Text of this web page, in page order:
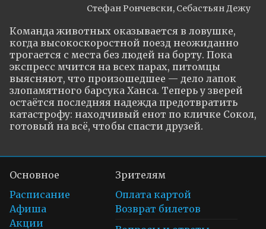
Стефан Рончевски, Себастьян Дежу
Команда животных оказывается в ловушке,
когда высокоскоростной поезд неожиданно
трогается с места без людей на борту. Пока
экспресс мчится на всех парах, питомцы
выясняют, что произошедшее — дело лапок
злопамятного барсука Ханса. Теперь у зверей
остаётся последняя надежда предотвратить
катастрофу: находчивый енот по кличке Сокол,
готовый на всё, чтобы спасти друзей.
Основное
Расписание
Афиша
Акции
Зрителям
Оплата картой
Возврат билетов